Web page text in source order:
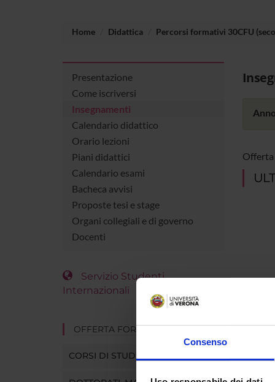
Consenso
Home Didattica Percorsi formativi 30CFU
Presentazione
Come iscriversi
Insegnamenti
Calendario didattico
Orario lezioni
Piani didattici
Calendario esami
Bacheca avvisi
Proposte tesi e stage
Organi collegiali e di governo
Docenti
Servizio Studenti
Internazionali
OFFERTA FORMATIVA
CORSI DI STUDIO